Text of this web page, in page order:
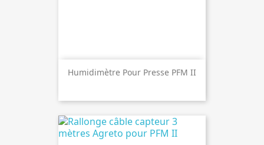
Humidimètre Pour Presse PFM II